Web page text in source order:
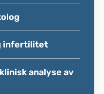
infertilitet
analyse av